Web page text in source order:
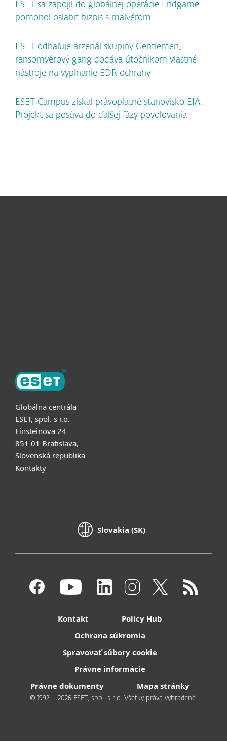
ESET sa zapojil do globálnej operácie Endgame,
pomohol oslabiť biznis s malvérom
ESET odhaľuje arzenál skupiny Gentlemen,
ransomvérový gang dodáva útočníkom vlastné
nástroje na vypínanie EDR ochrany
ESET Campus získal právoplatné stanovisko EIA.
Projekt sa posúva do ďalšej fázy povoľovania
Globálna centrála
ESET, spol. s r.o.
Einsteinova 24
851 01 Bratislava,
Slovenská republika
Kontakty
Slovakia (SK)
Kontakt
Policy Hub
Ochrana súkromia
Spravovať súbory cookie
Právne informácie
Právne dokumenty
Mapa stránky
© 1992 – 2026 ESET, spol. s r.o. Všetky práva vyhradené.